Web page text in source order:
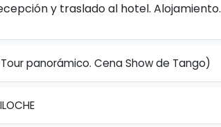
y traslado al hotel. Alojamiento.
Tour panorámico. Cena Show de Tango)